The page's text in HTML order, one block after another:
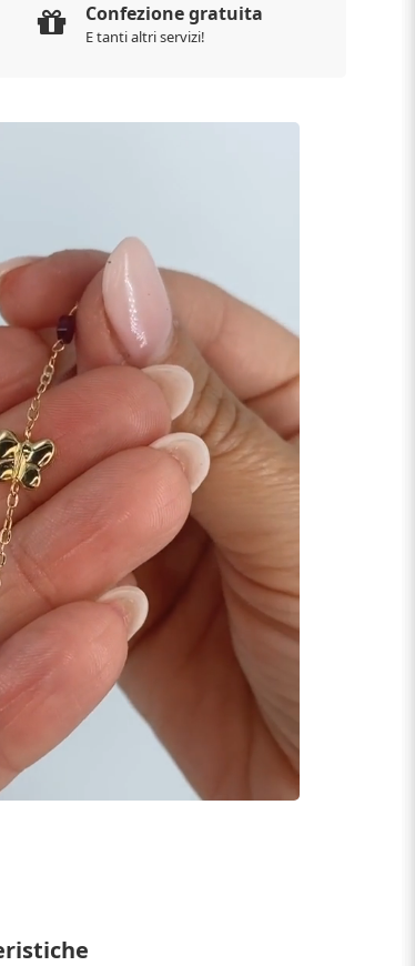
Confezione gratuita
E tanti altri servizi!